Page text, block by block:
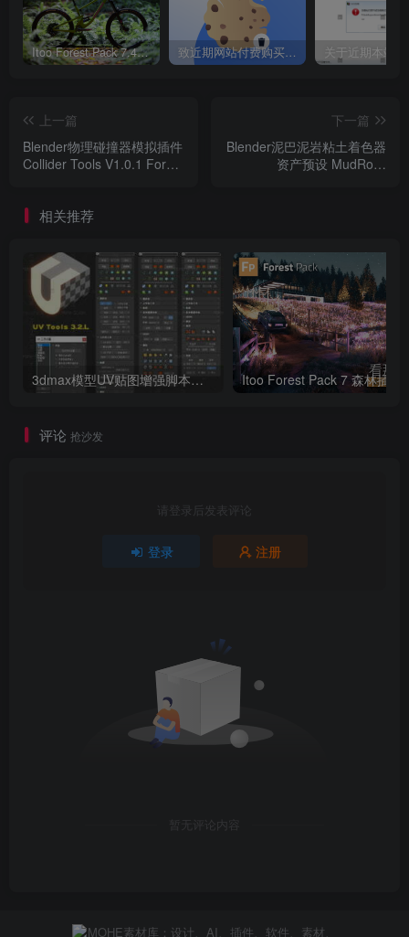
Itoo Forest Pack 7.4.20 森林插件 For 3DSMAX 2014 ~ 2023 汉化永久版 致近期网站付费购买资源及会员用户后，网页显示依然没有购买解决方法！
上一篇
Blender物理碰撞器模拟插件
Collider Tools V1.0.1 For
下一篇
Blender泥巴泥岩粘土着色器
资产预设 MudRock
相关推荐
3dmax模型UV贴图增强脚本插件工具UVTools 3.2L 汉化破解版 For 3dmax2014~2023
评论 抢沙发
请登录后发表评论
登录 注册
暂无评论内容